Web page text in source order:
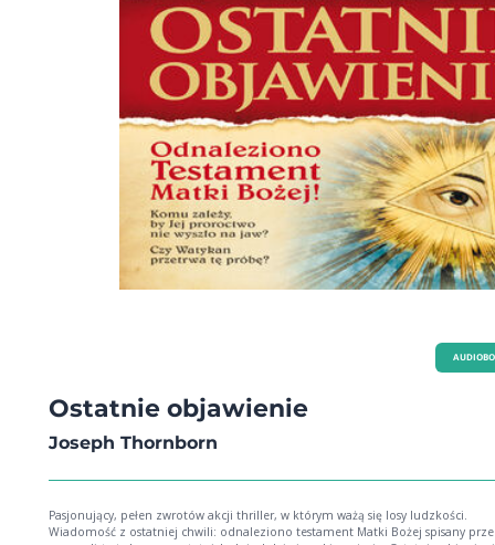
Ostatnie objawienie
Joseph Thornborn
Pasjonujący, pełen zwrotów akcji thriller, w którym ważą się losy ludzkości.
Wiadomość z ostatniej chwili: odnaleziono testament Matki Bożej spisany